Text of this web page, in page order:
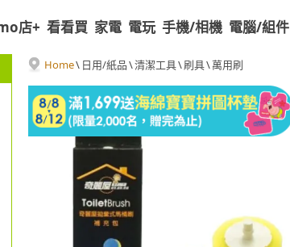
店+ 看看買 家電 電玩 手機/相機 電腦/組件
Home\ 日用/紙品\清潔工具\刷具\萬用刷